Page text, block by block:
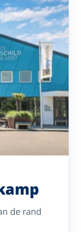
de rand